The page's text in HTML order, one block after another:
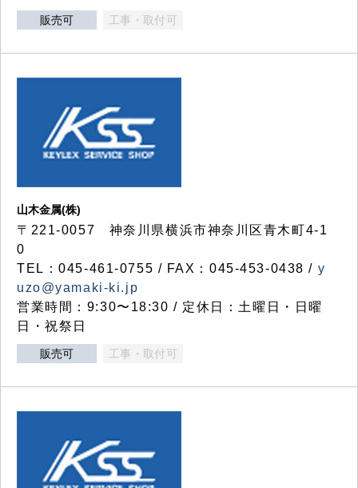
販売可 工事・取付可
山木金属(株)
〒221-0057 神奈川県横浜市神奈川区青木町4-1
0
TEL：045-461-0755 / FAX：045-453-0438 / y
uzo@yamaki-ki.jp
営業時間：9:30〜18:30 / 定休日：土曜日・日曜
日・祝祭日
販売可 工事・取付可